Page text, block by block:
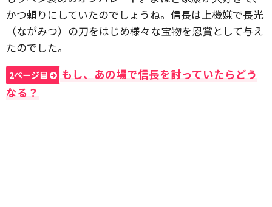
かつ頼りにしていたのでしょうね。信長は上機嫌で長光
（ながみつ）の刀をはじめ様々な宝物を恩賞として与え
たのでした。
2ページ目
もし、あの場で信長を討っていたらどう
なる？